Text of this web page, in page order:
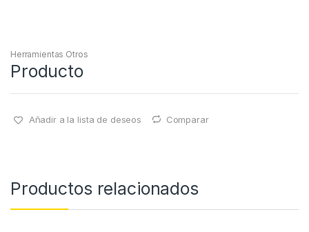
Herramientas Otros
Producto
Añadir a la lista de deseos Comparar
Productos relacionados